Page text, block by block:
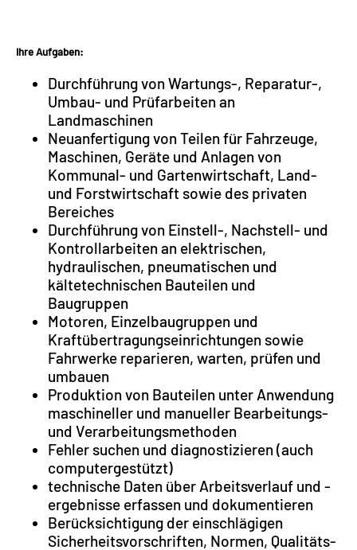
Ihre Aufgaben:
Durchführung von Wartungs-, Reparatur-,
Umbau- und Prüfarbeiten an
Landmaschinen
Neuanfertigung von Teilen für Fahrzeuge,
Maschinen, Geräte und Anlagen von
Kommunal- und Gartenwirtschaft, Land-
und Forstwirtschaft sowie des privaten
Bereiches
Durchführung von Einstell-, Nachstell- und
Kontrollarbeiten an elektrischen,
hydraulischen, pneumatischen und
kältetechnischen Bauteilen und
Baugruppen
Motoren, Einzelbaugruppen und
Kraftübertragungseinrichtungen sowie
Fahrwerke reparieren, warten, prüfen und
umbauen
Produktion von Bauteilen unter Anwendung
maschineller und manueller Bearbeitungs-
und Verarbeitungsmethoden
Fehler suchen und diagnostizieren (auch
computergestützt)
technische Daten über Arbeitsverlauf und -
ergebnisse erfassen und dokumentieren
Berücksichtigung der einschlägigen
Sicherheitsvorschriften, Normen, Qualitäts-